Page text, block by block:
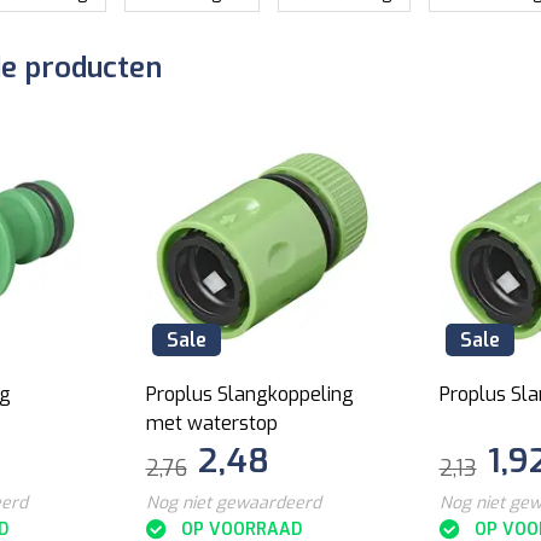
producten
Sale
Proplus Slangkoppeling
met waterstop
2,76 2,48
Nog niet gewaardeerd
OP VOORRAAD
Sale
Proplus
2,13
Nog niet
OP